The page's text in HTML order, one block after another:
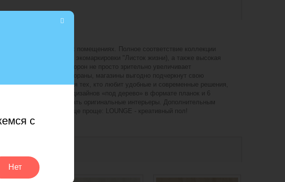
с
Нет
но и в коммерческих помещениях. Полное соответствие коллекции
сертификат экомаркировки "Листок жизни), а также высокая
А фаска с 4-х сторон не просто зрительно увеличивает
офисы, бутики, рестораны, магазины выгодно подчеркнут свою
специально для тех, кто любит удобные и современные решения,
дизайнов (15 дизайнов «под дерево» в формате планок и 6
видов, и создавать оригинальные интерьеры. Дополнительным
творить стало еще проще: LOUNGE - креативный пол!